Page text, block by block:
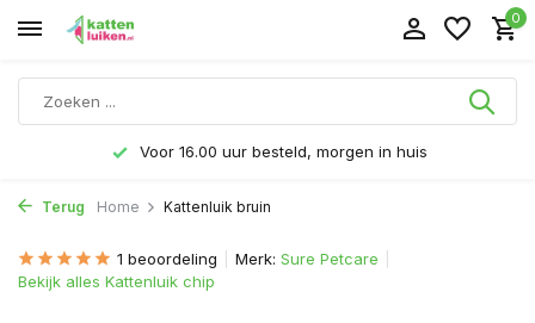
0
Voor 16.00 uur besteld, morgen in huis
Terug Home Kattenluik bruin
1 beoordeling Merk: Sure Petcare
Bekijk alles Kattenluik chip